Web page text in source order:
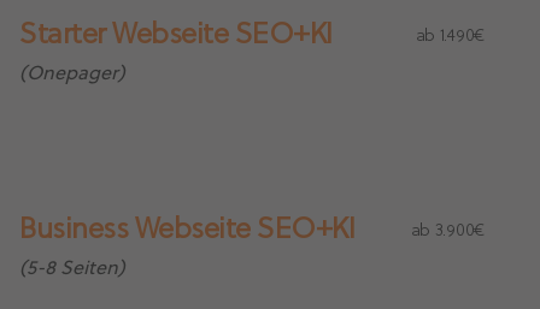
Starter Webseite SEO+KI ab 1.490€
(Onepager)
Business Webseite SEO+KI ab 3.900€
(5-8 Seiten)